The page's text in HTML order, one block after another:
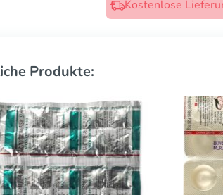
Kostenlose
Produkte: